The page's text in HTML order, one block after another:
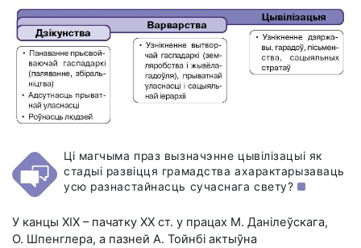
Ці магчыма праз вызначэнне цывілізацыі як
стадыі развіцця грамадства ахарактарызаваць
усю разнастайнасць сучаснага свету?
У канцы ХІХ – пачатку ХХ ст. у працах М. Данілеўскага,
О. Шпенглера, а пазней А. Тойнбі актыўна